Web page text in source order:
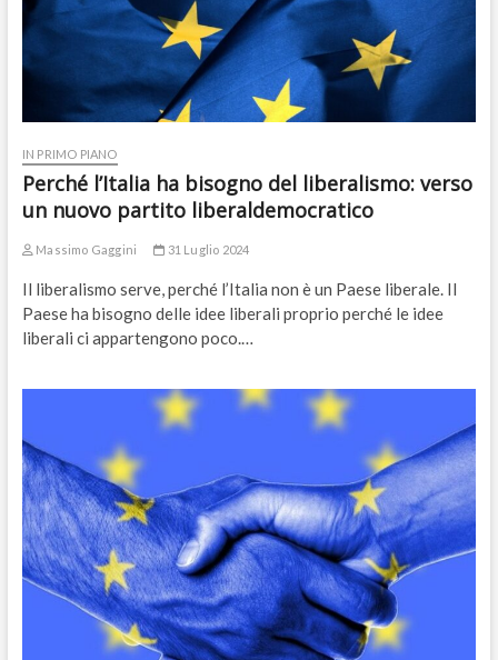
IN PRIMO PIANO
Perché l’Italia ha bisogno del liberalismo: verso
un nuovo partito liberaldemocratico
Massimo Gaggini 31 Luglio 2024
Il liberalismo serve, perché l’Italia non è un Paese liberale. Il
Paese ha bisogno delle idee liberali proprio perché le idee
liberali ci appartengono poco.…